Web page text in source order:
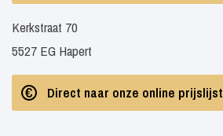
Kerkstraat 70
5527 EG Hapert
Direct naar onze online prijslijst